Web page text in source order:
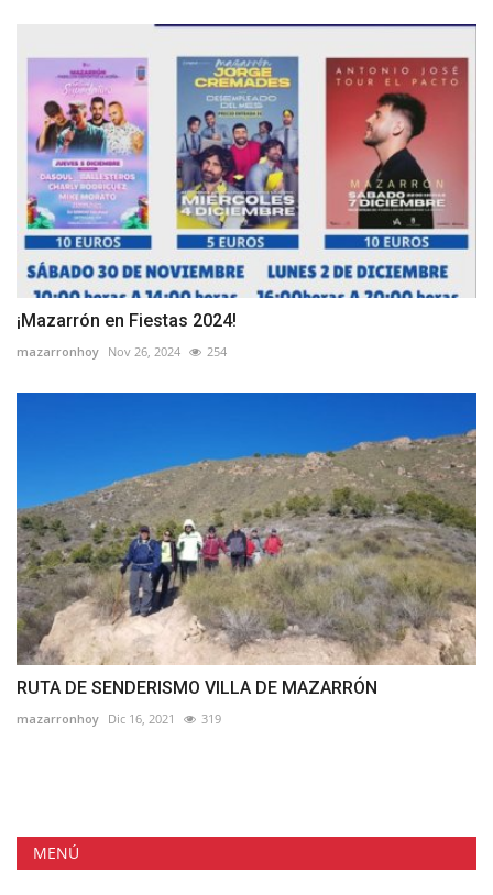
¡Mazarrón en Fiestas 2024!
mazarronhoy Nov 26, 2024 254
RUTA DE SENDERISMO VILLA DE MAZARRÓN
mazarronhoy Dic 16, 2021 319
MENÚ